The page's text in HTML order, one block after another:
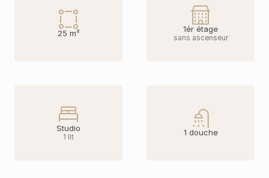
25 m² 1ér étage
sans ascenseur
Studio
1 lit 1 douche